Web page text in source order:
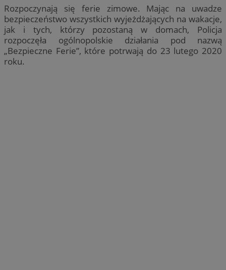
Rozpoczynają się ferie zimowe. Mając na uwadze
bezpieczeństwo wszystkich wyjeżdżających na wakacje,
jak i tych, którzy pozostaną w domach, Policja
rozpoczęła ogólnopolskie działania pod nazwą
„Bezpieczne Ferie”, które potrwają do 23 lutego 2020
roku.